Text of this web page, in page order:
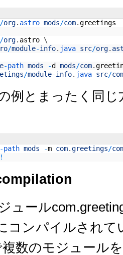
/org. astro mods/com.greetings
/org. astro \
/module-info. java src/org.
-path mods -d mods/com.
/module-info. java src/
例とまったく同
-path mods -m com.greetings/
!
ュール
コンパイルされて
数のモジュール